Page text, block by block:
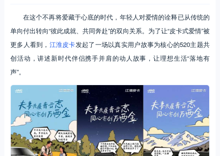
在这个不再将爱藏于心底的时代，年轻人对爱情的诠释已从传统的
单向付出转向“彼此成就、共同奔赴”的双向关系。为了让“皮卡式爱情”被
更多人看到， 江淮皮卡发起了一场以真实用户故事为核心的520主题共
创活动，讲述新时代伴侣携手并肩的动人故事，让理想生活“落地有
声”。